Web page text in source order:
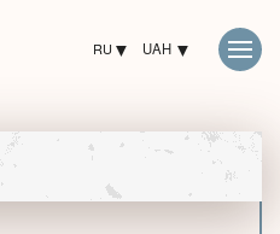
RU UAH